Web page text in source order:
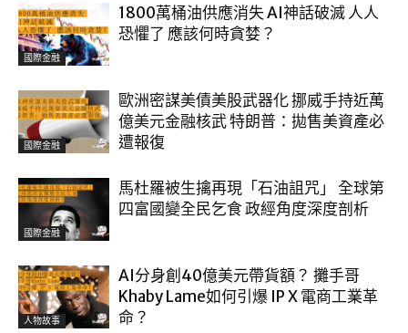
國際金融
1800萬桶油供應消失 AI神話破滅 人人
恐懼了 應該何時貪婪？
國際金融
歐洲密謀美債美股武器化 挪威手持近萬
億美元金融核武 特朗普：拋售美資產必
遭報復
國際金融
馬杜羅被生擒再現「石油詛咒」 全球第
四富國變全民乞食 政經角度深度剖析
人物故事
AI分身創40億美元帶貨額？ 攤手哥
Khaby Lame如何引爆 IP X 電商工業革
命？